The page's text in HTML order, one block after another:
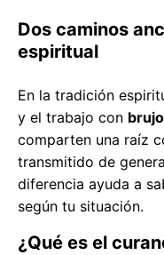
Dos caminos
espiritual
En la tradición
y el trabajo con
comparten una raíz
transmitido de
diferencia ayuda a
según tu situación.
¿Qué es el